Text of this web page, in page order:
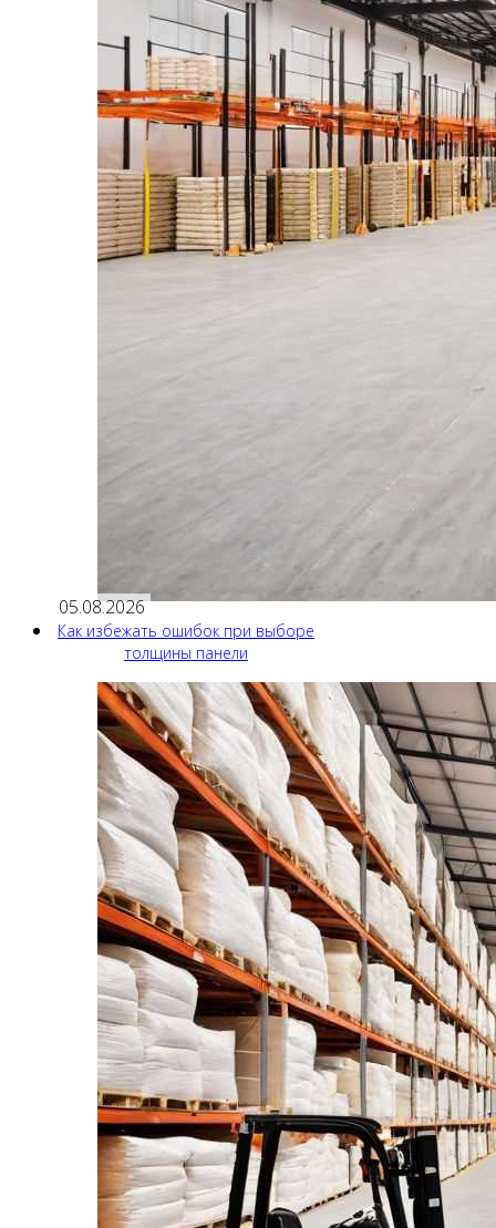
05.08.2026
Как избежать ошибок при выборе
толщины панели